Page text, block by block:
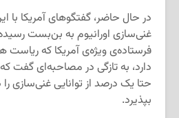
در حال حاضر، گفتگوهای آمریکا با
غنی‌سازی اورانیوم به بن‌بست
فرستاده‌ی ویژه‌ی آمریکا که ریاست
دارد، به تازگی در مصاحبه‌ای گفت
حتا یک درصد از توانایی غنی‌سازی
بپذیرد.